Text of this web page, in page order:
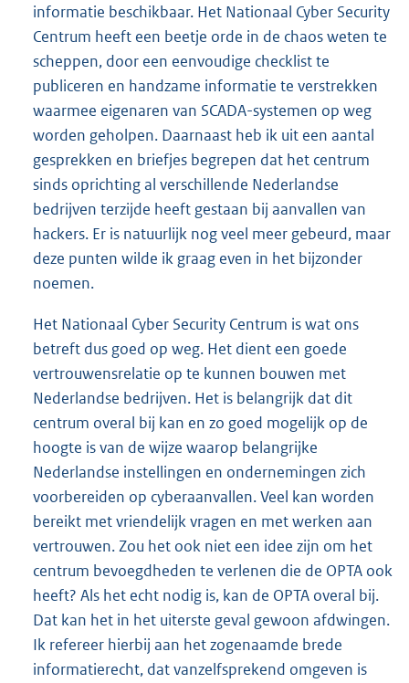
informatie beschikbaar. Het Nationaal Cyber Security
Centrum heeft een beetje orde in de chaos weten te
scheppen, door een eenvoudige checklist te
publiceren en handzame informatie te verstrekken
waarmee eigenaren van SCADA-systemen op weg
worden geholpen. Daarnaast heb ik uit een aantal
gesprekken en briefjes begrepen dat het centrum
sinds oprichting al verschillende Nederlandse
bedrijven terzijde heeft gestaan bij aanvallen van
hackers. Er is natuurlijk nog veel meer gebeurd, maar
deze punten wilde ik graag even in het bijzonder
noemen.
Het Nationaal Cyber Security Centrum is wat ons
betreft dus goed op weg. Het dient een goede
vertrouwensrelatie op te kunnen bouwen met
Nederlandse bedrijven. Het is belangrijk dat dit
centrum overal bij kan en zo goed mogelijk op de
hoogte is van de wijze waarop belangrijke
Nederlandse instellingen en ondernemingen zich
voorbereiden op cyberaanvallen. Veel kan worden
bereikt met vriendelijk vragen en met werken aan
vertrouwen. Zou het ook niet een idee zijn om het
centrum bevoegdheden te verlenen die de OPTA ook
heeft? Als het echt nodig is, kan de OPTA overal bij.
Dat kan het in het uiterste geval gewoon afdwingen.
Ik refereer hierbij aan het zogenaamde brede
informatierecht, dat vanzelfsprekend omgeven is